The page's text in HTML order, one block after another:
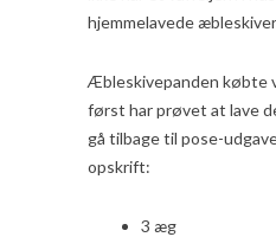
hjemmelavede
Æbleskivepanden købte
først har prøvet at lave
gå tilbage til pose-
opskrift:
3 æg